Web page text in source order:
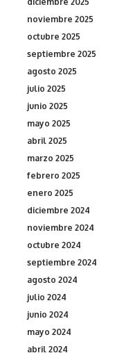
noviembre 2025
octubre 2025
septiembre 2025
agosto 2025
julio 2025
junio 2025
mayo 2025
abril 2025
marzo 2025
febrero 2025
enero 2025
diciembre 2024
noviembre 2024
octubre 2024
septiembre 2024
agosto 2024
julio 2024
junio 2024
mayo 2024
abril 2024